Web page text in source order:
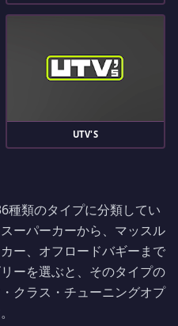
UTV'S
類のタイプに分類してい
ーパーカーから、マッスル
ー、オフロードバギーまで
ーを選ぶと、そのタイプの
クラス・チューニングオプ